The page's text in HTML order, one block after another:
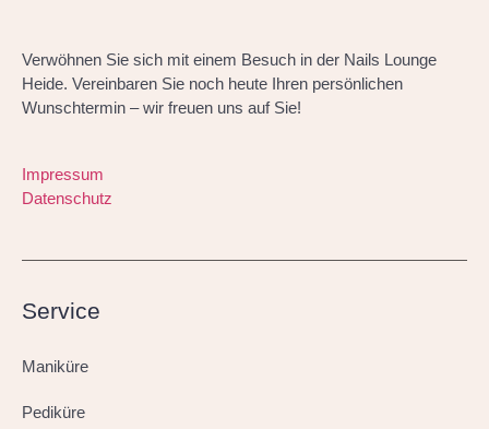
Verwöhnen Sie sich mit einem Besuch in der Nails Lounge
Heide. Vereinbaren Sie noch heute Ihren persönlichen
Wunschtermin – wir freuen uns auf Sie!
Impressum
Datenschutz
Service
Maniküre
Pediküre